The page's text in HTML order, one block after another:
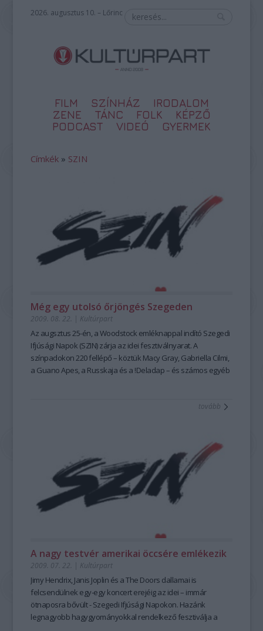
2026. augusztus 10. – Lőrinc
FILM SZÍNHÁZ
IRODALOM
ZENE
TÁNC FOLK
KÉPZŐ
PODCAST
VIDEÓ GYERMEK
Címkék » SZIN
Még egy utolsó őrjöngés Szegeden
2009. 08. 22. | Kultúrpart
Az augsztus 25-én, a Woodstock emléknappal indító Szegedi
Ifjúsági Napok (SZIN) zárja az idei fesztiválnyarat. A
színpadokon 220 fellépő – köztük Macy Gray, Gabriella Cilmi,
a Guano Apes, a Russkaja és a !Deladap – és számos egyéb
tovább
A nagy testvér amerikai öccsére emlékezik
2009. 07. 22. | Kultúrpart
Jimy Hendrix, Janis Joplin és a The Doors dallamai is
felcsendülnek egy-egy koncert erejéig az idei – immár
ötnaposra bővült - Szegedi Ifjúsági Napokon. Hazánk
legnagyobb hagygyományokkal rendelkező fesztiválja a